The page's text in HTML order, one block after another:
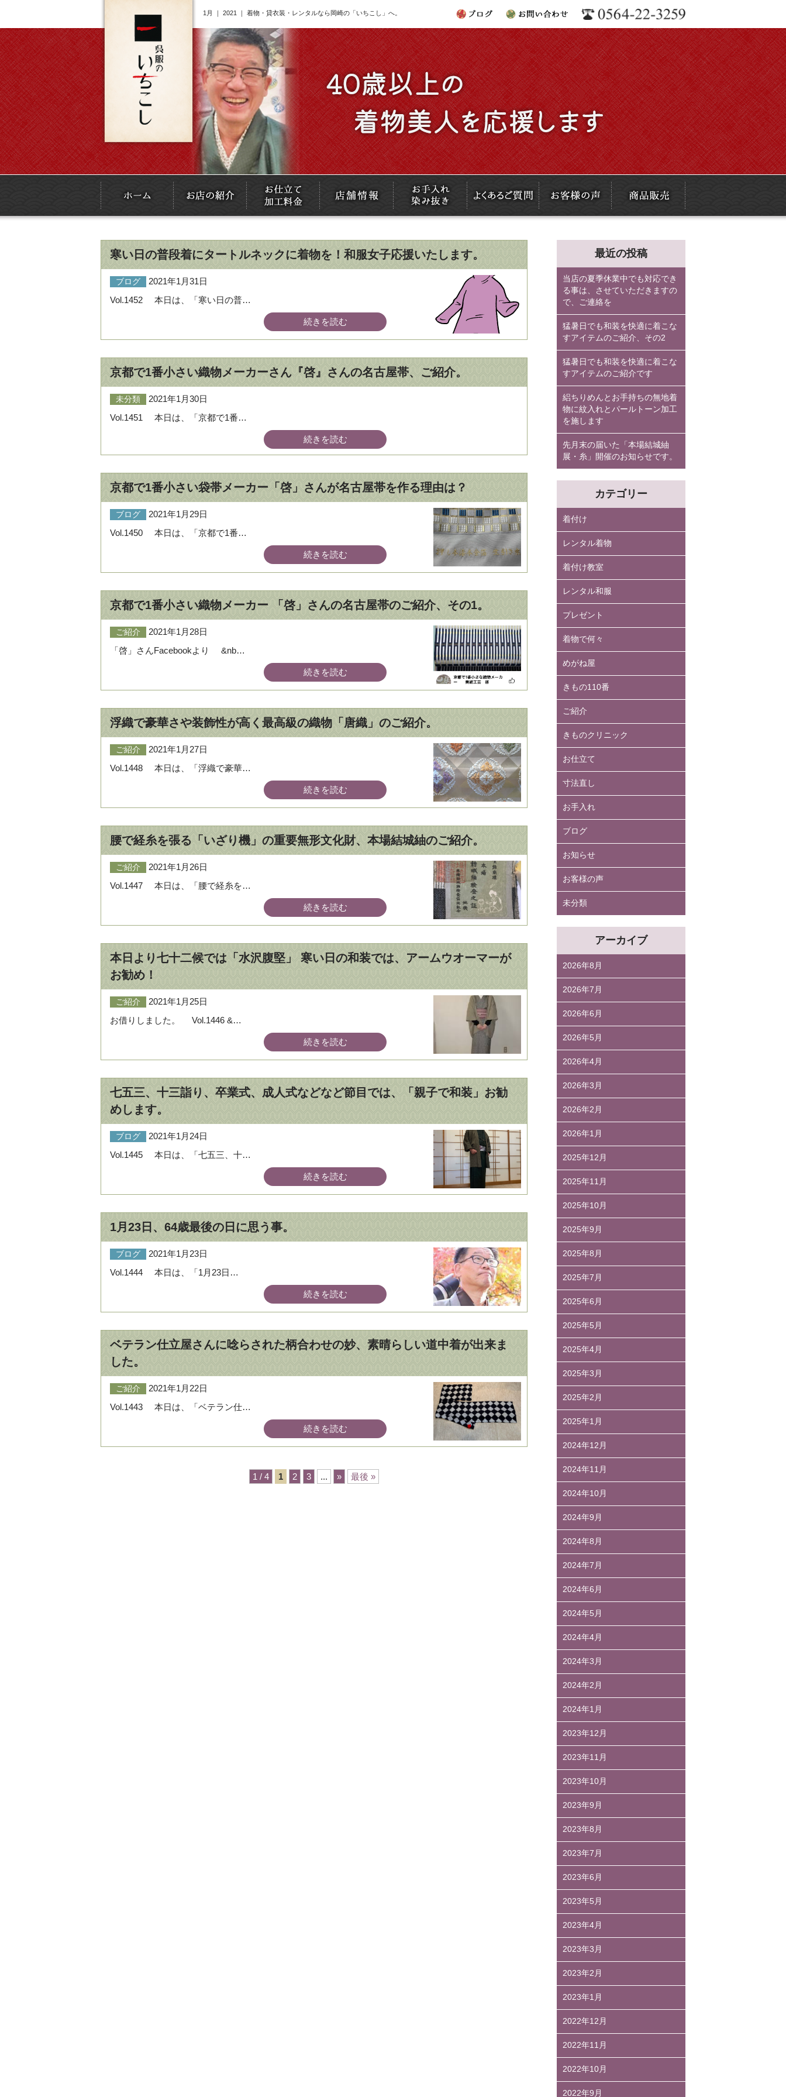
1月 ｜ 2021 ｜ 着物・貸衣装・レンタルなら岡崎の「いちこし」へ。
寒い日の普段着にタートルネックに着物を！和服女子応援いたします。
ブログ
2021年1月31日
Vol.1452 本日は、「寒い日の普…
続きを読む
京都で1番小さい織物メーカーさん『啓』さんの名古屋帯、ご紹介。
未分類
2021年1月30日
Vol.1451 本日は、「京都で1番…
続きを読む
京都で1番小さい袋帯メーカー「啓」さんが名古屋帯を作る理由は？
ブログ
2021年1月29日
Vol.1450 本日は、「京都で1番…
続きを読む
京都で1番小さい織物メーカー 「啓」さんの名古屋帯のご紹介、その1。
ご紹介
2021年1月28日
「啓」さんFacebookより &nb…
続きを読む
浮織で豪華さや装飾性が高く最高級の織物「唐織」のご紹介。
ご紹介
2021年1月27日
Vol.1448 本日は、「浮織で豪華…
続きを読む
腰で経糸を張る「いざり機」の重要無形文化財、本場結城紬のご紹介。
ご紹介
2021年1月26日
Vol.1447 本日は、「腰で経糸を…
続きを読む
本日より七十二候では「水沢腹堅」 寒い日の和装では、アームウオーマーが
お勧め！
ご紹介
2021年1月25日
お借りしました。 Vol.1446 &…
続きを読む
七五三、十三詣り、卒業式、成人式などなど節目では、「親子で和装」お勧
めします。
ブログ
2021年1月24日
Vol.1445 本日は、「七五三、十…
続きを読む
1月23日、64歳最後の日に思う事。
ブログ
2021年1月23日
Vol.1444 本日は、「1月23日…
続きを読む
ベテラン仕立屋さんに唸らされた柄合わせの妙、素晴らしい道中着が出来ま
した。
ご紹介
2021年1月22日
Vol.1443 本日は、「ベテラン仕…
続きを読む
1 / 4 1 2 3 ... » 最後 »
最近の投稿
当店の夏季休業中でも対応でき
る事は、させていただきますの
で、ご連絡を
猛暑日でも和装を快適に着こな
すアイテムのご紹介、その2
猛暑日でも和装を快適に着こな
すアイテムのご紹介です
絽ちりめんとお手持ちの無地着
物に紋入れとパールトーン加工
を施します
先月末の届いた「本場結城紬
展・糸」開催のお知らせです。
カテゴリー
着付け
レンタル着物
着付け教室
レンタル和服
プレゼント
着物で何々
めがね屋
きもの110番
ご紹介
きものクリニック
お仕立て
寸法直し
お手入れ
ブログ
お知らせ
お客様の声
未分類
アーカイブ
2026年8月
2026年7月
2026年6月
2026年5月
2026年4月
2026年3月
2026年2月
2026年1月
2025年12月
2025年11月
2025年10月
2025年9月
2025年8月
2025年7月
2025年6月
2025年5月
2025年4月
2025年3月
2025年2月
2025年1月
2024年12月
2024年11月
2024年10月
2024年9月
2024年8月
2024年7月
2024年6月
2024年5月
2024年4月
2024年3月
2024年2月
2024年1月
2023年12月
2023年11月
2023年10月
2023年9月
2023年8月
2023年7月
2023年6月
2023年5月
2023年4月
2023年3月
2023年2月
2023年1月
2022年12月
2022年11月
2022年10月
2022年9月